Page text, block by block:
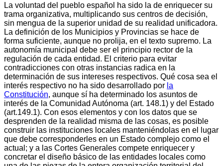
La voluntad del pueblo español ha sido la de enriquecer su
trama organizativa, multiplicando sus centros de decisión,
sin mengua de la superior unidad de su realidad unificadora.
La definición de los Municipios y Provincias se hace de
forma suficiente, aunque no prolija, en el texto supremo. La
autonomía municipal debe ser el principio rector de la
regulación de cada entidad. El criterio para evitar
contradicciones con otras instancias radica en la
determinación de sus intereses respectivos. Qué cosa sea el
interés respectivo no ha sido desarrollado por la
Constitución, aunque sí ha determinado los asuntos de
interés de la Comunidad Autónoma (art. 148.1) y del Estado
(art.149.1). Con esos elementos y con los datos que se
desprenden de la realidad misma de las cosas, es posible
construir las instituciones locales manteniéndolas en el lugar
que debe corresponderles en un Estado complejo como el
actual; y a las Cortes Generales compete enriquecer y
concretar el diseño básico de las entidades locales como